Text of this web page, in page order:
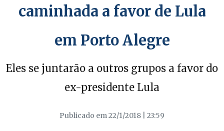
caminhada a favor de Lula
em Porto Alegre
Eles se juntarão a outros grupos a favor do
ex-presidente Lula
Publicado em 22/1/2018 | 23:59